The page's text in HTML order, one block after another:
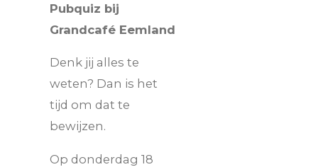
Pubquiz bij
Grandcafé Eemland
Denk jij alles te
weten? Dan is het
tijd om dat te
bewijzen.
Op donderdag 18